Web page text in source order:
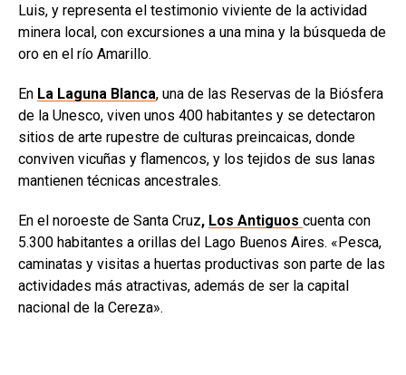
Luis, y representa el testimonio viviente de la actividad
minera local, con excursiones a una mina y la búsqueda de
oro en el río Amarillo.
En La Laguna Blanca, una de las Reservas de la Biósfera
de la Unesco, viven unos 400 habitantes y se detectaron
sitios de arte rupestre de culturas preincaicas, donde
conviven vicuñas y flamencos, y los tejidos de sus lanas
mantienen técnicas ancestrales.
En el noroeste de Santa Cruz, Los Antiguos cuenta con
5.300 habitantes a orillas del Lago Buenos Aires. «Pesca,
caminatas y visitas a huertas productivas son parte de las
actividades más atractivas, además de ser la capital
nacional de la Cereza».